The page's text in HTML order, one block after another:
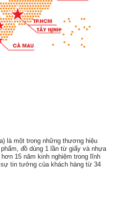
là một trong những thương hiệu
đồ dùng 1 lần từ giấy và nhựa
15 năm kinh nghiệm trong lĩnh
tin tưởng của khách hàng từ 34